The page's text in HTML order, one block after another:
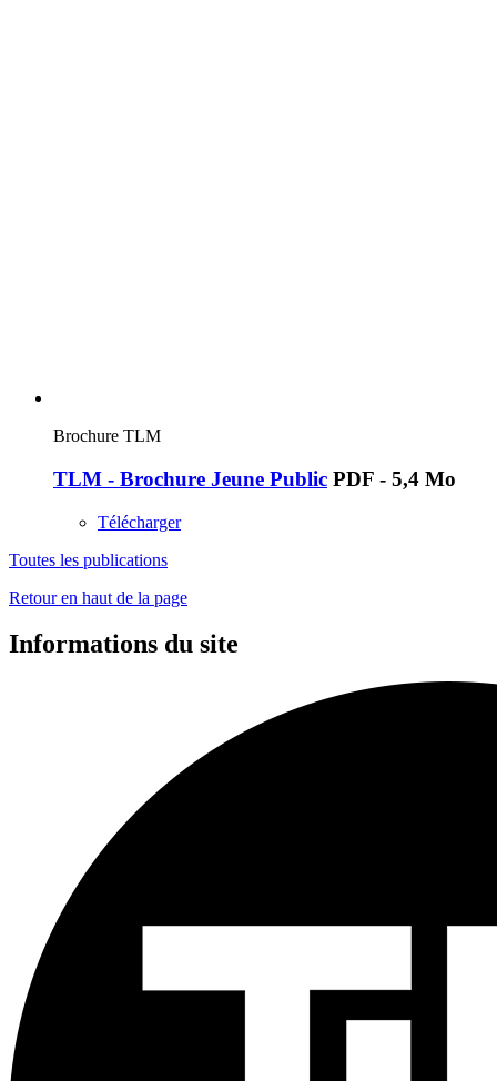
Brochure TLM
TLM - Brochure Jeune Public PDF - 5,4 Mo
Télécharger
Toutes les publications
Retour en haut de la page
Informations du site